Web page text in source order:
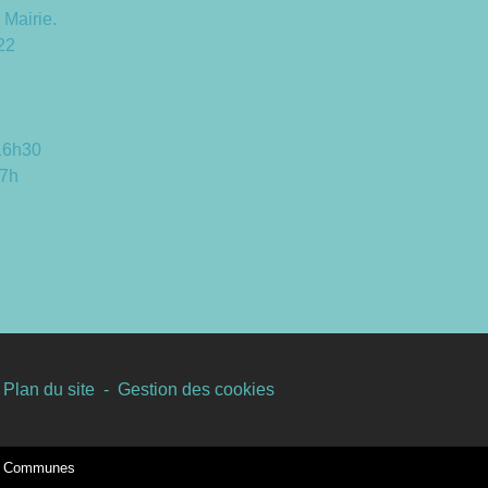
Mairie.
Plan du site - Gestion des cookies